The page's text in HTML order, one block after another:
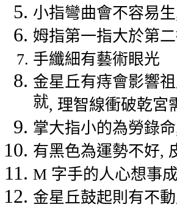
小指彎曲會不容易生
姆指第一指大於第
手纖細有藝術眼光
金星丘有痔會影響
就, 理智線衝破乾宮
掌大指小的為勞錄命
有黑色為運勢不好,
M 字手的人心想事
金星丘鼓起則有不